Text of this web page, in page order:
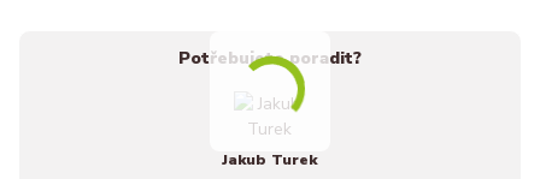
Potřebujete poradit?
Jakub Turek